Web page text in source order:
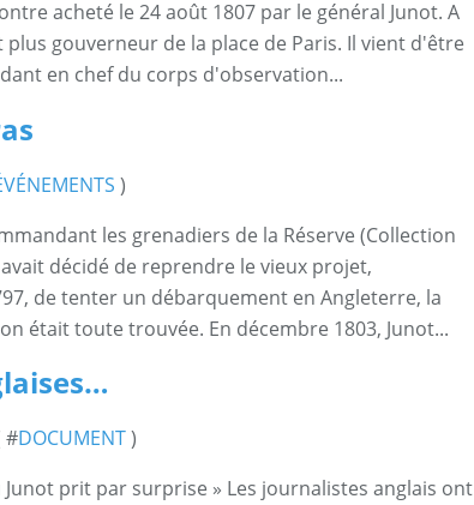
acheté le 24 août 1807 par le général Junot. A
gouverneur de la place de Paris. Il vient d'être
en chef du corps d'observation...
)
les grenadiers de la Réserve (Collection
décidé de reprendre le vieux projet,
de tenter un débarquement en Angleterre, la
était toute trouvée. En décembre 1803, Junot...
#DOCUMENT)
prit par surprise » Les journalistes anglais ont